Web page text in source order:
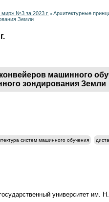
№3 за 2023 г. > Архитектурные
Земли
машинного
зондирования Земли
систем машинного обучения
университет им.